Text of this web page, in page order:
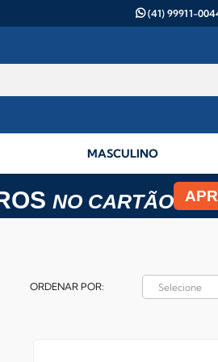
(41) 99911-
MASCULINO
NO CARTÃO
ORDENAR POR: